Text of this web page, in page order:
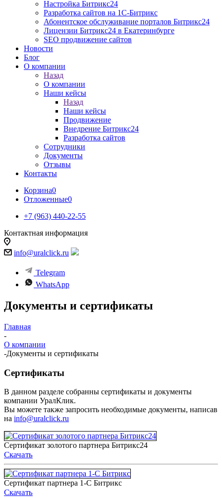
Настройка Битрикс24
Разработка cайтов на 1C-Битрикс
Абонентское обслуживание порталов Битрикс24
Лицензии Битрикс24 в Екатеринбурге
SEO продвижение сайтов
Новости
Блог
О компании
Назад
О компании
Наши кейсы
Назад
Наши кейсы
Продвижение
Внедрение Битрикс24
Разработка сайтов
Сотрудники
Документы
Отзывы
Контакты
Корзина0
Отложенные0
+7 (963) 440-22-55
Контактная информация
info@uralclick.ru
Telegram
WhatsApp
Документы и сертификаты
Главная
-
О компании
-Документы и сертификаты
Сертификаты
В данном разделе собранны сертификаты и документы
компании УралКлик.
Вы можете также запросить необходимые документы, написав
на info@uralclick.ru
Сертификат золотого партнера Битрикс24
Скачать
Сертификат партнера 1-С Битрикс
Скачать